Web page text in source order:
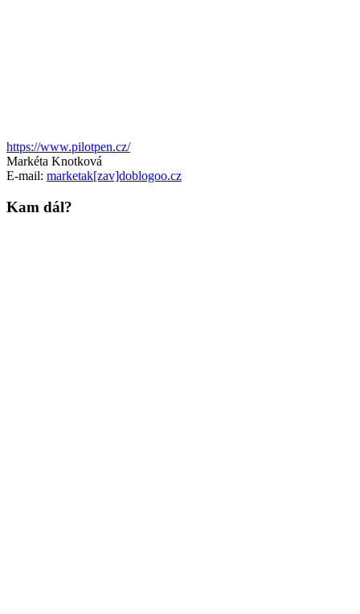
https://www.pilotpen.cz/
Markéta Knotková
E-mail: marketak[zav]doblogoo.cz
Kam dál?